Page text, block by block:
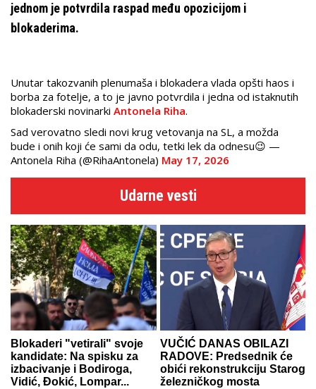
jednom je potvrdila raspad među opozicijom i
blokaderima.
Unutar takozvanih plenumaša i blokadera vlada opšti haos i
borba za fotelje, a to je javno potvrdila i jedna od istaknutih
blokaderski novinarki Antonela Riha.
Sad verovatno sledi novi krug vetovanja na SL, a možda
bude i onih koji će sami da odu, tetki lek da odnesu😉 —
Antonela Riha (@RihaAntonela) May 17, 2026
Udarne vesti
Blokaderi "vetirali" svoje
kandidate: Na spisku za
izbacivanje i Bodiroga,
Vidić, Đokić, Lompar...
VUČIĆ DANAS OBILAZI
RADOVE: Predsednik će
obići rekonstrukciju Starog
železničkog mosta